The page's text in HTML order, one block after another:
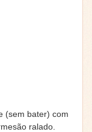
(sem bater) com
ralado.